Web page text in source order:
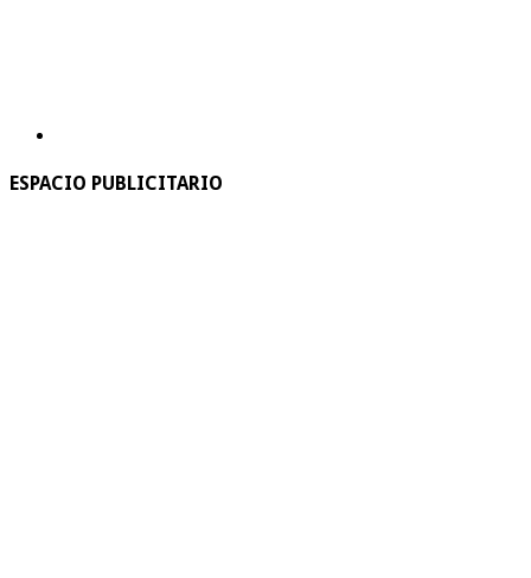
ESPACIO PUBLICITARIO